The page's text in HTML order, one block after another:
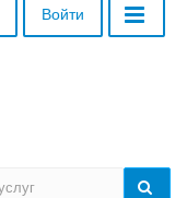
Войти